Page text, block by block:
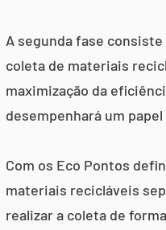
A segunda fase
coleta de materiais
maximização da
desempenhará um
Com os Eco Pontos
materiais recicláveis
realizar a coleta de